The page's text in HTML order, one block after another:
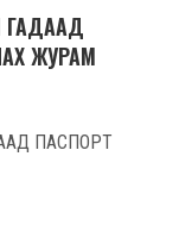
ЖУРАМ
ПАСПОРТ